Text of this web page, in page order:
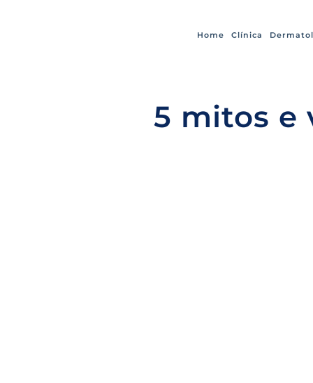
Home Clínica
5 mitos e